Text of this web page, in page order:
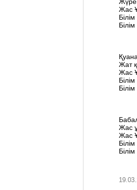
Жас
Білім
Жат
Жас
Білім
Жас
Жас
Білім